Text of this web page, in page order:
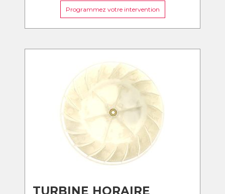
Programmez votre intervention
TURBINE HORAIRE